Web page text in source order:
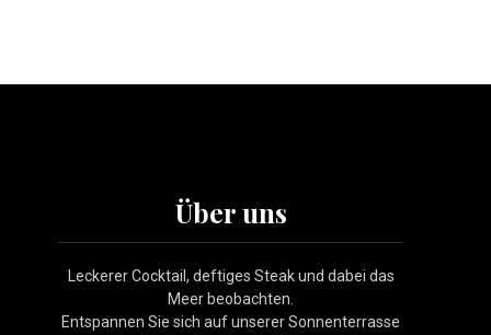
Über uns
Leckerer Cocktail, deftiges Steak und dabei das
Meer beobachten.
Entspannen Sie sich auf unserer Sonnenterrasse